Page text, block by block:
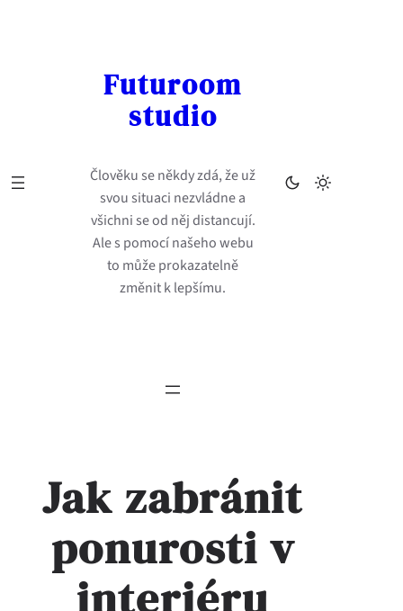
Futuroom
studio
Člověku se někdy zdá, že už
svou situaci nezvládne a
všichni se od něj distancují.
Ale s pomocí našeho webu
to může prokazatelně
změnit k lepšímu.
Jak zabránit
ponurosti v
interiéru